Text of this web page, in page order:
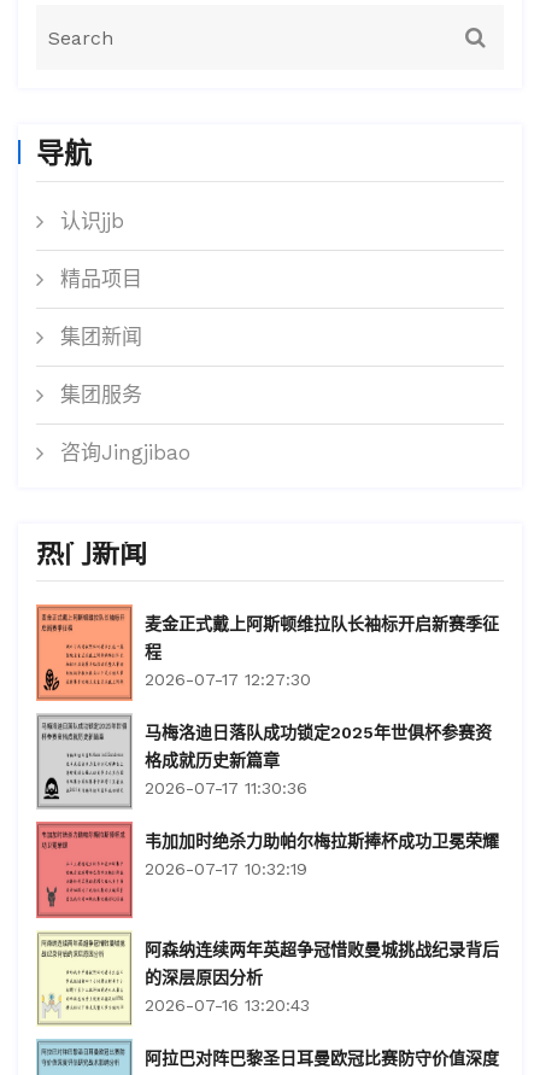
导航
认识jjb
精品项目
集团新闻
集团服务
咨询Jingjibao
热门新闻
麦金正式戴上阿斯顿维拉队长袖标开启新赛季征
程
2026-07-17 12:27:30
马梅洛迪日落队成功锁定2025年世俱杯参赛资
格成就历史新篇章
2026-07-17 11:30:36
韦加加时绝杀力助帕尔梅拉斯捧杯成功卫冕荣耀
2026-07-17 10:32:19
阿森纳连续两年英超争冠惜败曼城挑战纪录背后
的深层原因分析
2026-07-16 13:20:43
阿拉巴对阵巴黎圣日耳曼欧冠比赛防守价值深度